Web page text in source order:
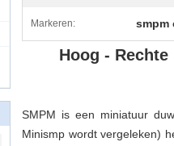
Markeren: smpm
Hoog -
SMPM is een miniatuur
Minismp wordt vergeleken)